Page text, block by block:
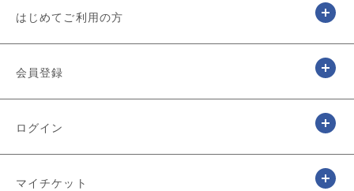
はじめてご利用の方
会員登録
ログイン
マイチケット